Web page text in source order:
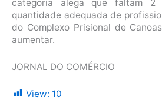
categoria alega que faltam
quantidade adequada de
do Complexo Prisional de
aumentar.
JORNAL DO COMÉRCIO
View: 10